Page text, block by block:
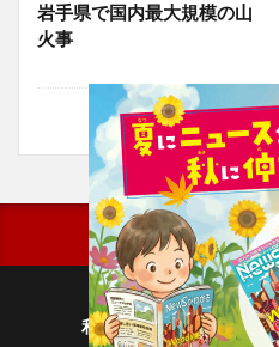
岩手県で国内最大規模の山
火事
利用規約
プライバシ